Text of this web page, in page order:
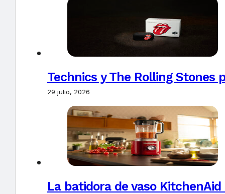
Technics y The Rolling Stones
29 julio, 2026
La batidora de vaso